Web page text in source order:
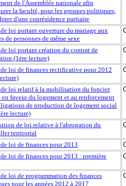
de l'Assemblée nationale afin
la faculté, pour les groupes politiques,
d'une coprésidence paritaire
loi portant ouverture du mariage aux
de personnes de même sexe
loi portant création du contrat de
(1ère lecture)
loi de finances rectificative pour 2012
loi relatif à la mobilisation du foncier
faveur du logement et au renforcement
de production de logement social
lecture)
de loi relative à l'abrogation du
territorial
loi de finances pour 2013
loi de finances pour 2013 : première
loi de programmation des finances
pour les années 2012 à 2017